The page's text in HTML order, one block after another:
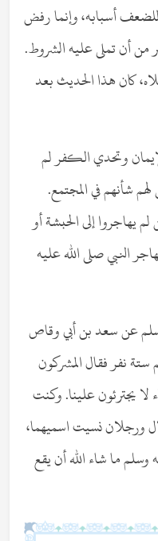
أسبابه، وإنما رفض
من أن تملى عليه الشروط.
كان هذا الحديث بعد
وتحدي الكفر لم
شأنهم في المجتمع.
يهاجروا إلى الحبشة أو
النبي صلى الله عليه
عن سعد بن أبي وقاص
ستة نفر فقال المشركون
لا يجترئون علينا. وكنت
ورجلان نسيت اسميهما،
ما شاء الله أن يقع